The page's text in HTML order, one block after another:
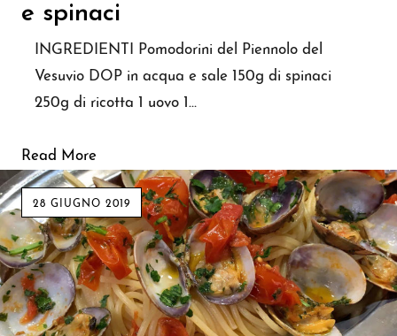
e spinaci
INGREDIENTI Pomodorini del Piennolo del
Vesuvio DOP in acqua e sale 150g di spinaci
250g di ricotta 1 uovo 1…
Read More
28 GIUGNO 2019